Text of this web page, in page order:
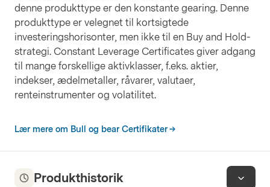
denne produkttype er den konstante gearing. Denne
produkttype er velegnet til kortsigtede
investeringshorisonter, men ikke til en Buy and Hold-
strategi. Constant Leverage Certificates giver adgang
til mange forskellige aktivklasser, f.eks. aktier,
indekser, ædelmetaller, råvarer, valutaer,
renteinstrumenter og volatilitet.
Lær mere om Bull og bear Certifikater
Produkthistorik